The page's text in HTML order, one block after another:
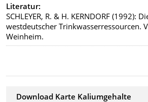
Literatur:
SCHLEYER, R. & H. KERNDORF (1992):
westdeutscher Trinkwasserressourcen.
Weinheim.
Download Karte Kaliumgehalte